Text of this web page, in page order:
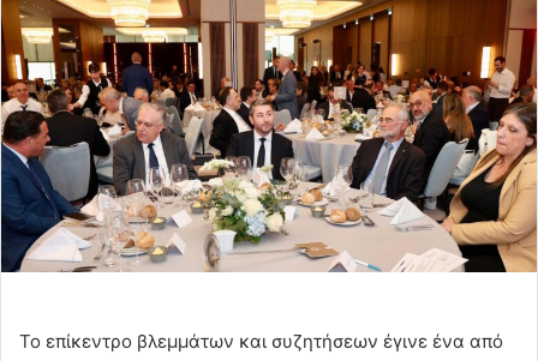
Το επίκεντρο βλεμμάτων και συζητήσεων έγινε ένα από